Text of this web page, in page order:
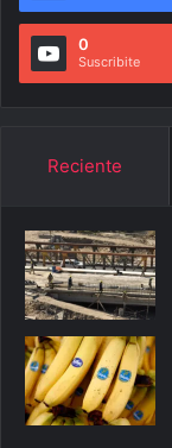
0
Suscribite
Reciente